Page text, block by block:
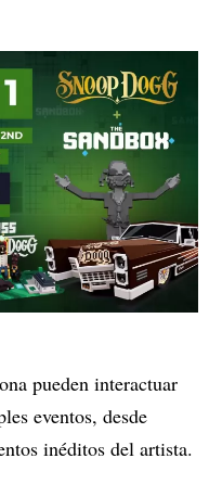
pueden interactuar
eventos, desde
inéditos del artista.